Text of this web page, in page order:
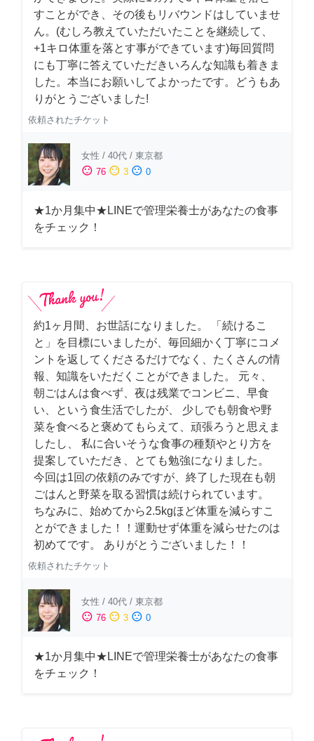
すことができ、その後もリバウンドはしていませ
ん。(むしろ教えていただいたことを継続して、
+1キロ体重を落とす事ができています)毎回質問
にも丁寧に答えていただきいろんな知識も着きま
した。本当にお願いしてよかったです。どうもあ
りがとうございました!
依頼されたチケット
女性 / 40代 / 東京都
sentiment_satisfied 76 sentiment_neutral 3 sentiment_dissatisfied 0
★1か月集中★LINEで管理栄養士があなたの食事
をチェック！
約1ヶ月間、お世話になりました。 「続けるこ
と」を目標にいましたが、毎回細かく丁寧にコメ
ントを返してくださるだけでなく、たくさんの情
報、知識をいただくことができました。 元々、
朝ごはんは食べず、夜は残業でコンビニ、早食
い、という食生活でしたが、 少しでも朝食や野
菜を食べると褒めてもらえて、頑張ろうと思えま
したし、 私に合いそうな食事の種類やとり方を
提案していただき、とても勉強になりました。
今回は1回の依頼のみですが、終了した現在も朝
ごはんと野菜を取る習慣は続けられています。
ちなみに、始めてから2.5kgほど体重を減らすこ
とができました！！運動せず体重を減らせたのは
初めてです。 ありがとうございました！！
依頼されたチケット
女性 / 40代 / 東京都
sentiment_satisfied 76 sentiment_neutral 3 sentiment_dissatisfied 0
★1か月集中★LINEで管理栄養士があなたの食事
をチェック！